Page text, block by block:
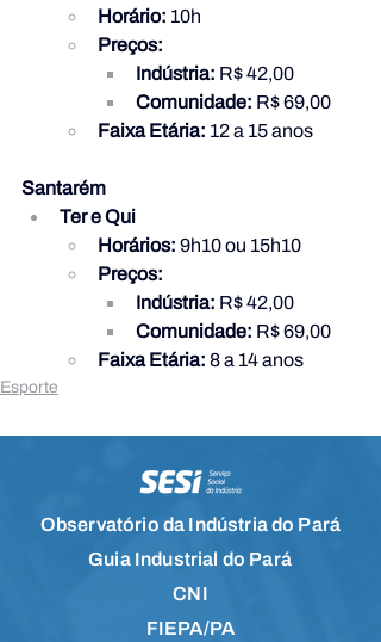
Horário: 10h
Preços:
Indústria: R$ 42,00
Comunidade: R$ 69,00
Faixa Etária: 12 a 15 anos
Santarém
Ter e Qui
Horários: 9h10 ou 15h10
Preços:
Indústria: R$ 42,00
Comunidade: R$ 69,00
Faixa Etária: 8 a 14 anos
Esporte
Observatório da Indústria do Pará
Guia Industrial do Pará
CNI
FIEPA/PA